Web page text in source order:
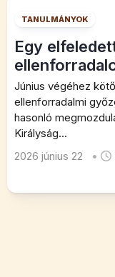
TANULMÁNYOK
Egy
Június végéhez
ellenforradalmi
hasonló
Királyság...
2026 június 22
•